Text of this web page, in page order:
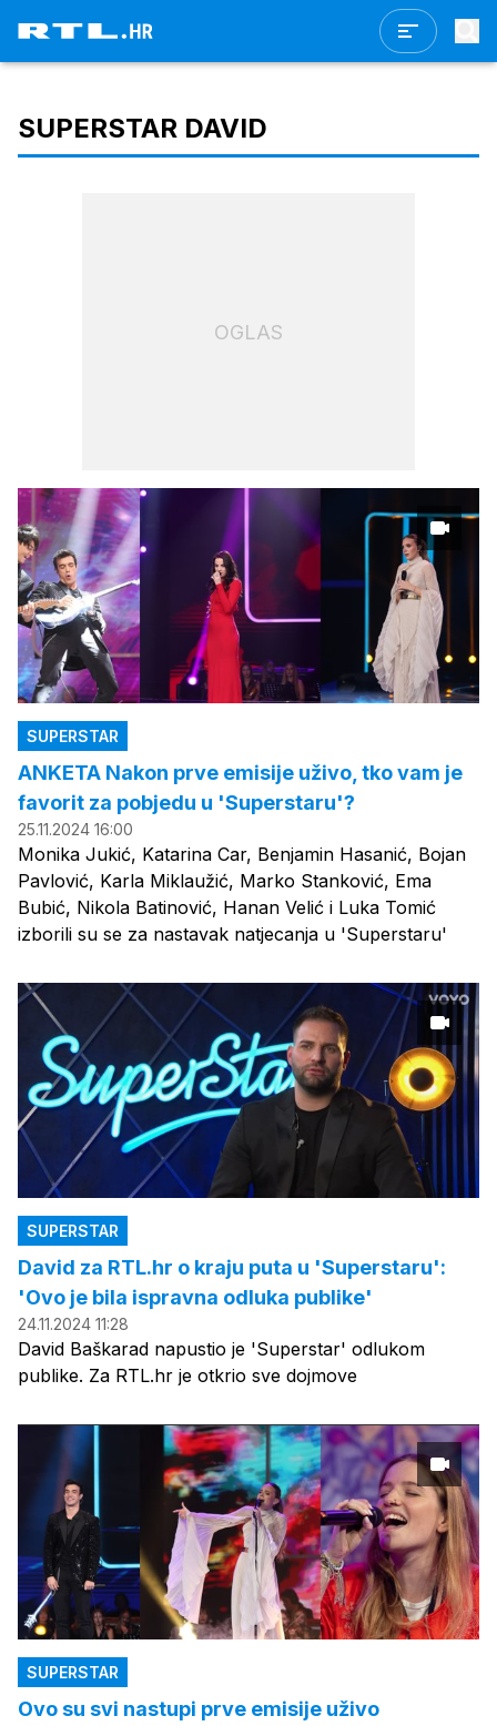
SUPERSTAR DAVID
OGLAS
SUPERSTAR
ANKETA Nakon prve emisije uživo, tko vam je
favorit za pobjedu u 'Superstaru'?
25.11.2024 16:00
Monika Jukić, Katarina Car, Benjamin Hasanić, Bojan
Pavlović, Karla Miklaužić, Marko Stanković, Ema
Bubić, Nikola Batinović, Hanan Velić i Luka Tomić
izborili su se za nastavak natjecanja u 'Superstaru'
SUPERSTAR
David za RTL.hr o kraju puta u 'Superstaru':
'Ovo je bila ispravna odluka publike'
24.11.2024 11:28
David Baškarad napustio je 'Superstar' odlukom
publike. Za RTL.hr je otkrio sve dojmove
SUPERSTAR
Ovo su svi nastupi prve emisije uživo